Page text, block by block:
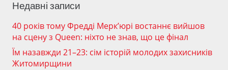
Недавні записи
40 років тому Фредді Мерк’юрі востаннє вийшов
на сцену з Queen: ніхто не знав, що це фінал
Їм назавжди 21–23: сім історій молодих захисників
Житомирщини